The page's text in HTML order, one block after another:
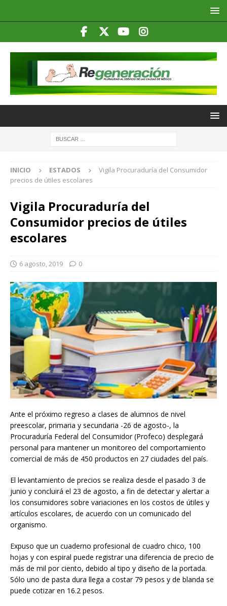
INICIO ESTADOS
Vigila Procuraduría del Consumidor
precios de útiles escolares
Vigila Procuraduría del
Consumidor precios de útiles
escolares
6 agosto, 2019 0
Ante el próximo regreso a clases de alumnos de nivel
preescolar, primaria y secundaria -26 de agosto-, la
Procuraduría Federal del Consumidor (Profeco) desplegará
personal para mantener un monitoreo del comportamiento
comercial de más de 450 productos en 27 ciudades del país.
El levantamiento de precios se realiza desde el pasado 3 de
junio y concluirá el 23 de agosto, a fin de detectar y alertar a
los consumidores sobre variaciones en los costos de útiles y
artículos escolares, de acuerdo con un comunicado del
organismo.
Expuso que un cuaderno profesional de cuadro chico, 100
hojas y con espiral puede registrar una diferencia de precio de
más de mil por ciento, debido al tipo y diseño de la portada.
Sólo uno de pasta dura llega a costar 79 pesos y de blanda se
puede cotizar en 16.2 pesos.